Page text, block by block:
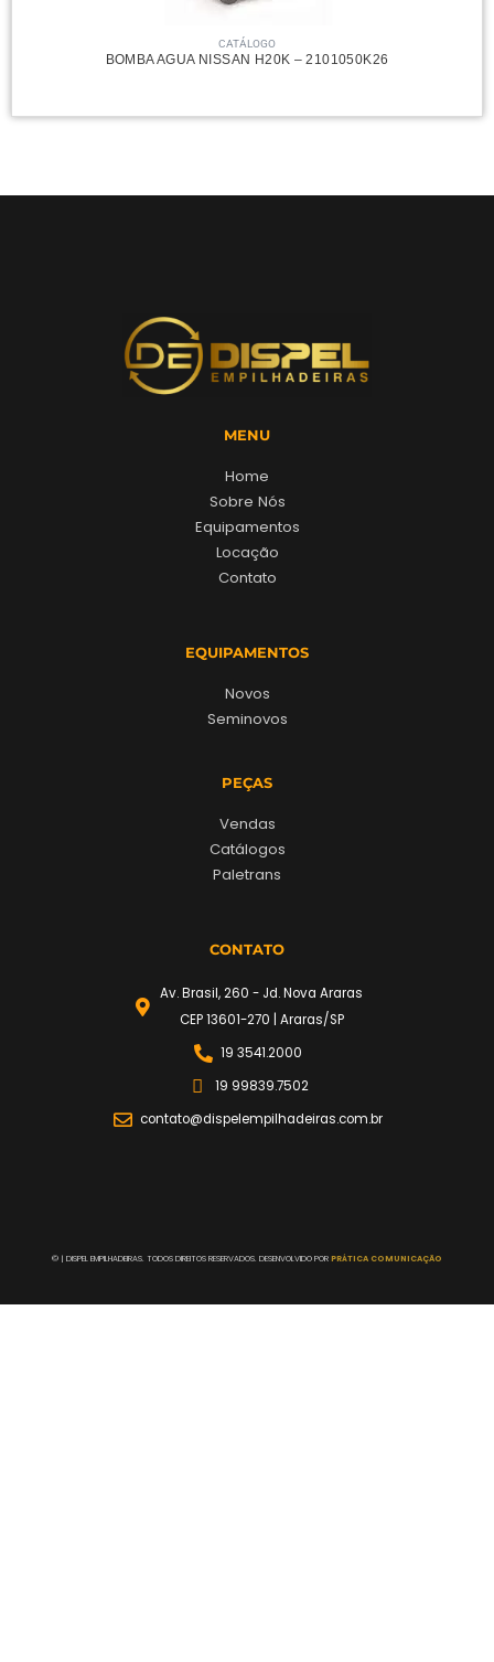
CATÁLOGO
BOMBA AGUA NISSAN H20K – 2101050K26
MENU
Home
Sobre Nós
Equipamentos
Locação
Contato
EQUIPAMENTOS
Novos
Seminovos
PEÇAS
Vendas
Catálogos
Paletrans
CONTATO
Av. Brasil, 260 - Jd. Nova Araras
CEP 13601-270 | Araras/SP
19 3541.2000
19 99839.7502
contato@dispelempilhadeiras.com.br
© | DISPEL EMPILHADEIRAS. TODOS DIREITOS RESERVADOS. DESENVOLVIDO PORPRÁTICA COMUNICAÇÃO